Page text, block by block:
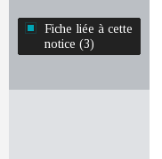
Fiche liée à cette
notice (3)